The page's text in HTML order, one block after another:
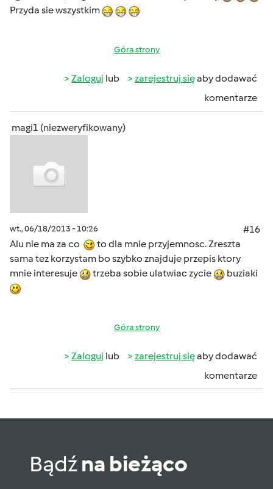
Przyda sie wszystkim
Góra strony
Zaloguj lub zarejestruj sięaby dodawać
komentarze
magi1 (niezweryfikowany)
wt., 06/18/2013 - 10:26
#16
Alu nie ma za co
to dla mnie przyjemnosc. Zreszta
sama tez korzystam bo szybko znajduje przepis ktory
mnie interesuje
trzeba sobie ulatwiac zycie buziaki
Góra strony
Zaloguj lub zarejestruj sięaby dodawać
komentarze
Bądźna bieżąco